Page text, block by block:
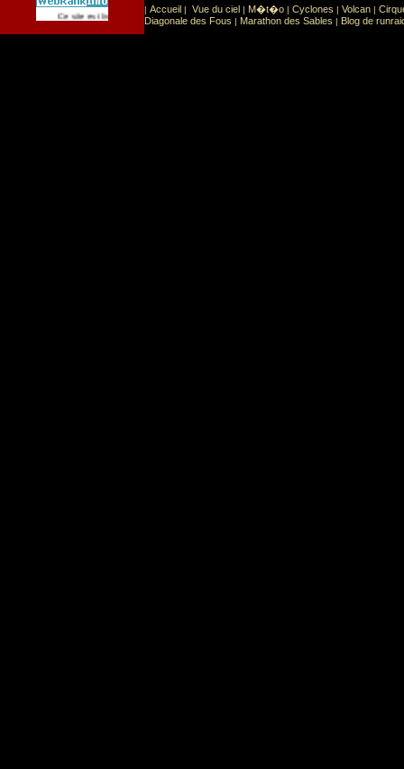
Ce site est list� dans la cat�gorie Sport: Sports extr�mes
| Accueil | Vue du ciel | M�t�o | Cyclones | Volcan |
Diagonale des Fous | Marathon des Sables | Blog de